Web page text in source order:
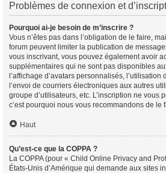
Problèmes de connexion et
Pourquoi ai-je besoin de m’inscrire ?
Vous n’êtes pas dans l’obligation de le faire,
forum peuvent limiter la publication de
vous inscrivant, vous pouvez également avoir
supplémentaires qui ne sont pas disponibles
l’affichage d’avatars personnalisés,
l’envoi de courriers électroniques aux autres
groupe d’utilisateurs, etc. L’inscription ne vous
c’est pourquoi nous vous recommandons de le
Haut
Qu’est-ce que la COPPA ?
La COPPA (pour « Child Online Privacy and
États-Unis d’Amérique qui demande aux sites